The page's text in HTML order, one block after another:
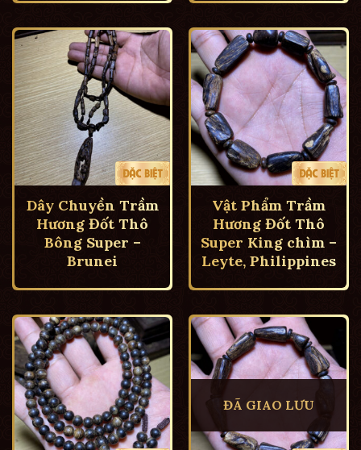
Dây Chuyền Trầm
Hương Đốt Thô
Bông Super –
Brunei
Vật Phẩm Trầm
Hương Đốt Thô
Super King chìm –
Leyte, Philippines
ĐÃ GIAO LƯU